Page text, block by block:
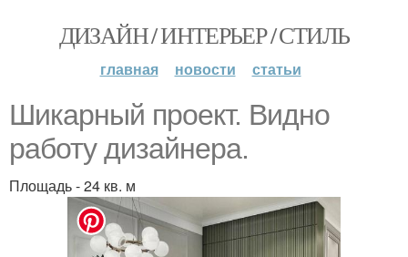
ДИЗАЙН / ИНТЕРЬЕР / СТИЛЬ
главная новости статьи
Шикарный проект. Видно
работу дизайнера.
Площадь - 24 кв. м